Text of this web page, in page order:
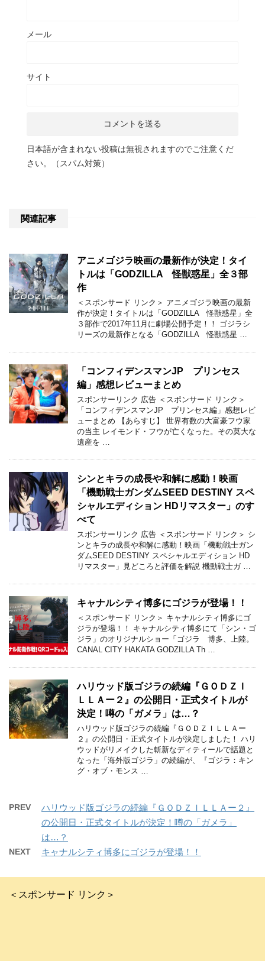
メール
サイト
日本語が含まれない投稿は無視されますのでご注意くだ
さい。（スパム対策）
関連記事
アニメゴジラ映画の最新作が決定！タイ
トルは「GODZILLA 怪獣惑星」全３部
作
＜スポンサード リンク＞ アニメゴジラ映画の最新
作が決定！タイトルは「GODZILLA 怪獣惑星」全
３部作で2017年11月に劇場公開予定！！ ゴジラシ
リーズの最新作となる「GODZILLA 怪獣惑星 …
「コンフィデンスマンJP プリンセス
編」感想レビューまとめ
スポンサーリンク 広告 ＜スポンサード リンク＞
「コンフィデンスマンJP プリンセス編」感想レビ
ューまとめ 【あらすじ】 世界有数の大富豪フウ家
の当主 レイモンド・フウが亡くなった。その莫大な
遺産を …
シンとキラの成長や和解に感動！映画
「機動戦士ガンダムSEED DESTINY スペ
シャルエディション HDリマスター」のす
べて
スポンサーリンク 広告 ＜スポンサード リンク＞ シ
ンとキラの成長や和解に感動！映画「機動戦士ガン
ダムSEED DESTINY スペシャルエディション HD
リマスター」見どころと評価を解説 機動戦士ガ …
キャナルシティ博多にゴジラが登場！！
＜スポンサード リンク＞ キャナルシティ博多にゴ
ジラが登場！！ キャナルシティ博多にて「シン・ゴ
ジラ」のオリジナルショー「ゴジラ 博多、上陸。
CANAL CITY HAKATA GODZILLA Th …
ハリウッド版ゴジラの続編『ＧＯＤＺＩ
ＬＬＡー２』の公開日・正式タイトルが
決定！噂の「ガメラ」は…？
ハリウッド版ゴジラの続編『ＧＯＤＺＩＬＬＡー
２』の公開日・正式タイトルが決定しました！ ハリ
ウッドがリメイクした斬新なディティールで話題と
なった「海外版ゴジラ」の続編が、『ゴジラ：キン
グ・オブ・モンス …
PREV
ハリウッド版ゴジラの続編『ＧＯＤＺＩＬＬＡー２』
の公開日・正式タイトルが決定！噂の「ガメラ」
は…？
NEXT キャナルシティ博多にゴジラが登場！！
＜スポンサード リンク＞